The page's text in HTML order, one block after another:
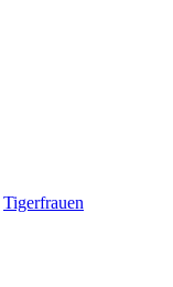
Tigerfrauen